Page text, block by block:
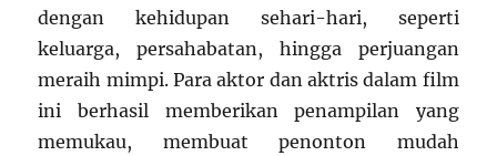
dengan kehidupan sehari-hari, seperti
keluarga, persahabatan, hingga perjuangan
meraih mimpi. Para aktor dan aktris dalam film
ini berhasil memberikan penampilan yang
memukau, membuat penonton mudah